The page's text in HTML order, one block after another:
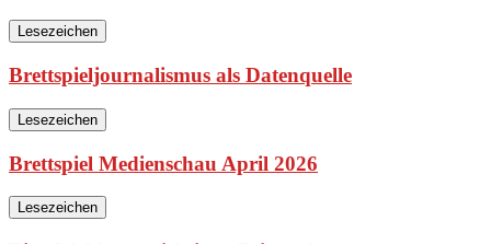
Lesezeichen
Brettspieljournalismus als Datenquelle
Lesezeichen
Brettspiel Medienschau April 2026
Lesezeichen